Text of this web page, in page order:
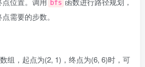
bfs
需要的步数。
组，起点为(2, 1)，终点为(6, 6)时，可